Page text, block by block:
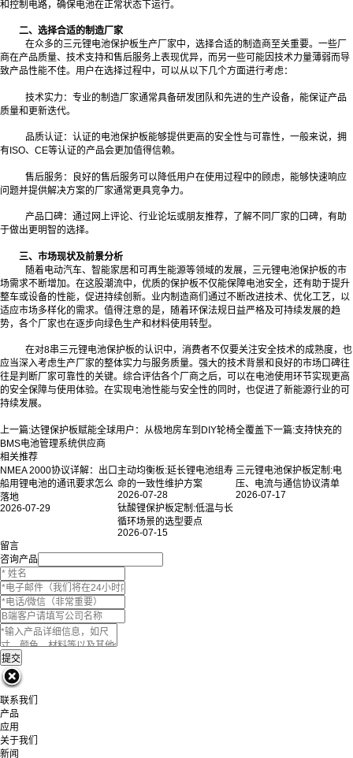
和控制电路，确保电池在正常状态下运行。
二、选择合适的制造厂家
在众多的三元锂电池保护板生产厂家中，选择合适的制造商至关重要。一些厂
商在产品质量、技术支持和售后服务上表现优异，而另一些可能因技术力量薄弱而导
致产品性能不佳。用户在选择过程中，可以从以下几个方面进行考虑：
技术实力：专业的制造厂家通常具备研发团队和先进的生产设备，能保证产品
质量和更新迭代。
品质认证：认证的电池保护板能够提供更高的安全性与可靠性，一般来说，拥
有ISO、CE等认证的产品会更加值得信赖。
售后服务：良好的售后服务可以降低用户在使用过程中的顾虑，能够快速响应
问题并提供解决方案的厂家通常更具竞争力。
产品口碑：通过网上评论、行业论坛或朋友推荐，了解不同厂家的口碑，有助
于做出更明智的选择。
三、市场现状及前景分析
随着电动汽车、智能家居和可再生能源等领域的发展，三元锂电池保护板的市
场需求不断增加。在这股潮流中，优质的保护板不仅能保障电池安全，还有助于提升
整车或设备的性能，促进持续创新。业内制造商们通过不断改进技术、优化工艺，以
适应市场多样化的需求。值得注意的是，随着环保法规日益严格及可持续发展的趋
势，各个厂家也在逐步向绿色生产和材料使用转型。
在对8串三元锂电池保护板的认识中，消费者不仅要关注安全技术的成熟度，也
应当深入考虑生产厂家的整体实力与服务质量。强大的技术背景和良好的市场口碑往
往是判断厂家可靠性的关键。综合评估各个厂商之后，可以在电池使用环节实现更高
的安全保障与使用体验。在实现电池性能与安全性的同时，也促进了新能源行业的可
持续发展。
上一篇:达锂保护板赋能全球用户：从极地房车到DIY轮椅全覆盖下一篇:支持快充的
BMS电池管理系统供应商
相关推荐
NMEA 2000协议详解：出口
船用锂电池的通讯要求怎么
落地
2026-07-29
主动均衡板:延长锂电池组寿
命的一致性维护方案
2026-07-28
三元锂电池保护板定制:电
压、电流与通信协议清单
2026-07-17
钛酸锂保护板定制:低温与长
循环场景的选型要点
2026-07-15
留言
咨询产品
联系我们
产品
应用
关于我们
新闻